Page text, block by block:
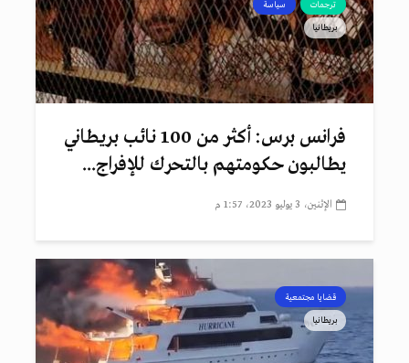
ترجمات سياسة
بريطانيا
فرانس برس: أكثر من 100 نائب بريطاني
يطالبون حكومتهم بالتحرك للإفراج...
الإثنين، 3 يوليو 2023، 1:57 م
قضايا مجتمعية
بريطانيا